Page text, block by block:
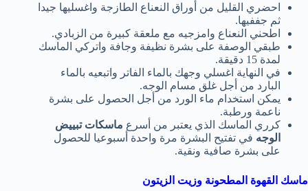
احضري القليل من أوراق النعناع الطازجة واغسليها جيدا
ثم جففيها.
اطحني النعناع وامزجيه مع ملعقة كبيرة من الزبادي.
طبقي الوصفة على بشرة نظيفة وجافة واتركي الماسك
لمدة 15 دقيقة.
في النهاية اغسلي وجهك بالماء الفاتر واتبعيه بالماء
البارد من أجل غلق مسام الوجه.
يمكن استخدام ماء الورد من أجل الحصول على بشرة
ناعمة ورطبة.
كرري الماسك الذي يعتبر من أسرع ماسكات تبييض
الوجه في تفتيح البشرة مرة واحدة أسبوعيا للحصول
على بشرة صافية ونقية.
ماسك القهوة المطحونة وزيت الزيتون